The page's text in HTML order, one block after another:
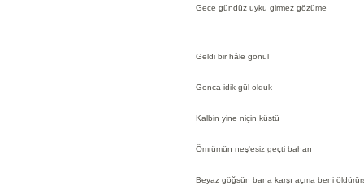
Gece gündüz uyku girmez gözüme
Geldi bir hâle gönül
Gonca idik gül olduk
Kalbin yine niçin küstü
Ömrümün neş'esiz geçti baharı
Beyaz göğsün bana karşı açma beni